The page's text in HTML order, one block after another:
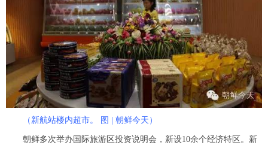
（新航站楼内超市。 图 | 朝鲜今天）
朝鲜多次举办国际旅游区投资说明会，新设10余个经济特区。新